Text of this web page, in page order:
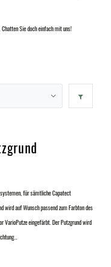
Sie doch einfach mit uns!
für sämtliche Capatect
wird auf Wunsch passend zum Farbton des
VarioPutze eingefärbt. Der Putzgrund wird